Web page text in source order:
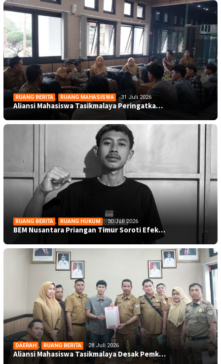
RUANG BERITA , RUANG MAHASISWA 31 Juli 2026
Aliansi Mahasiswa Tasikmalaya Peringatka…
RUANG BERITA , RUANG HUKUM 30 Juli 2026
BEM Nusantara Priangan Timur Soroti Efek…
DAERAH , RUANG BERITA 28 Juli 2026
Aliansi Mahasiswa Tasikmalaya Desak Pemk…